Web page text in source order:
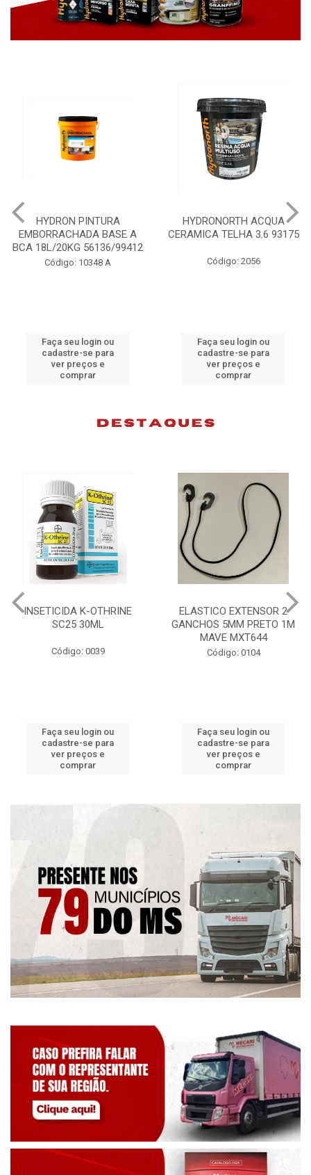
HYDRONORTH ACQUA
CERAMICA TELHA 3.6 93175
Código: 2056
Faça seu login ou
cadastre-se para
ver preços e
comprar
HYDRONORTH GRANFFINO
PEDRAS MARROCOS 20KG
Código: 10383 B
Faça seu login ou
cadastre-se para
ver preços e
comprar
INSETICIDA K-OTHRINE
SC25 30ML
Código: 0039
Faça seu login ou
cadastre-se para
ver preços e
comprar
ELASTICO EXTENSOR 2
GANCHOS 5MM PRETO 1M
MAVE MXT644
Código: 0104
Faça seu login ou
cadastre-se para
ver preços e
comprar